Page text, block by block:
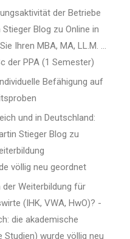
der Betriebe
Blog zu Online in
Ihren MBA, MA, LL.M. …
der PPA (1 Semester)
Befähigung auf
und in Deutschland:
Stieger Blog zu
völlig neu geordnet
Weiterbildung für
(IHK, VWA, HwO)? -
die akademische
wurde völlig neu